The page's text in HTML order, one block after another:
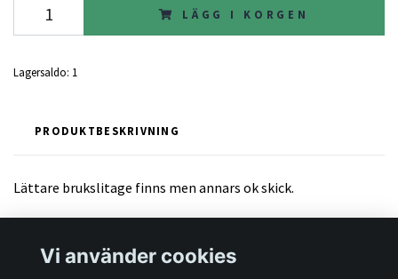
LÄGG I KORGEN
Lagersaldo: 1
PRODUKTBESKRIVNING
Lättare brukslitage finns men annars ok skick.
Vi använder cookies